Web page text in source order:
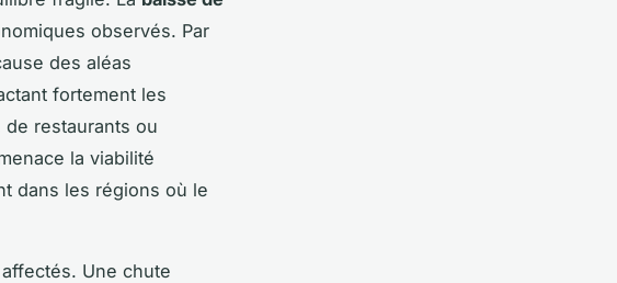
observés. Par
des aléas
fortement les
de restaurants ou
la viabilité
dans les régions où le
Une chute